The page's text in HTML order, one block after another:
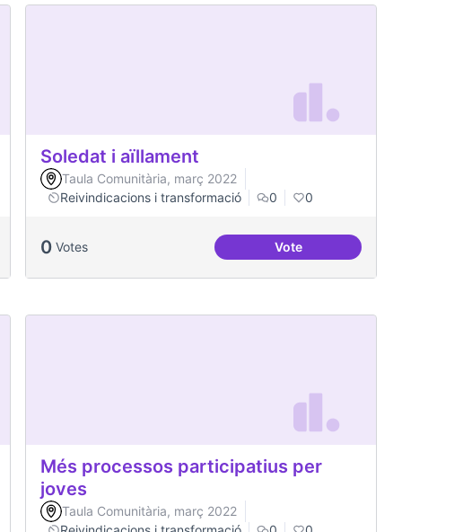
la gent gran
Soledat i aïllament
Taula Comunitària, març 2022
Reivindicacions i transformació
0 0
0 Votes VoteSoledat i aïllament
Més processos participatius per
joves
Taula Comunitària, març 2022